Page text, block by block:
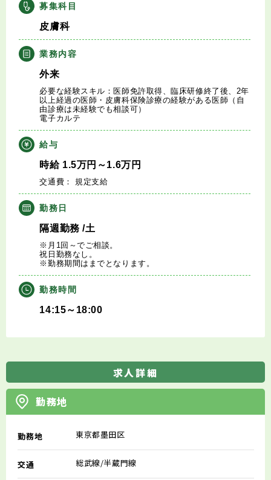
医師の求人・転職Q&A
知りたい・聞きたい
転職成功事例
医師の転職マニュアル
データで見る医師の平均年収
医師に役立つ取材記事
大学医局紹介
募集科目
皮膚科
業務内容
外来
必要な経験スキル：医師免許取得、臨床研修終了後、2年
以上経過の医師・皮膚科保険診療の経験がある医師（自
由診療は未経験でも相談可）
電子カルテ
給与
時給1.5万円 ～1.6万円
交通費： 規定支給
勤務日
隔週勤務 /土
※月1回～でご相談。
祝日勤務なし。
※勤務期間はまでとなります。
勤務時間
14:15～18:00
求人詳細
勤務地
勤務地 東京都墨田区
交通 総武線/半蔵門線